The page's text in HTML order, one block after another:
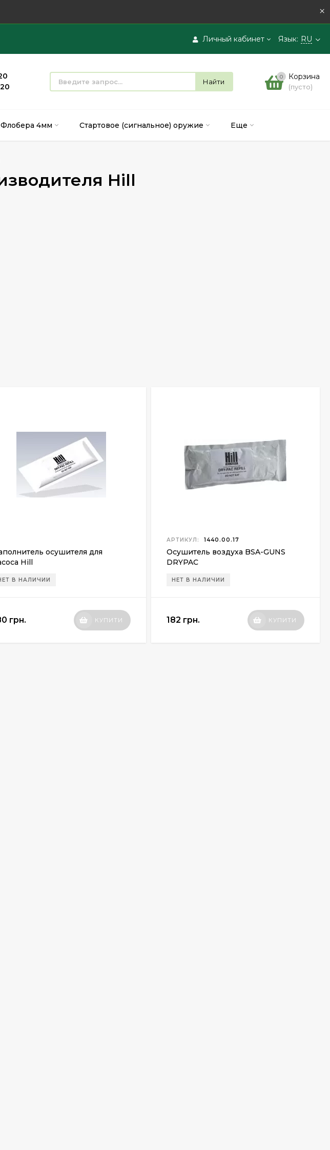
×
Личный кабинет
Вход
Регистрация
Язык: RU
Найти
0 Корзина
(пусто)
4мм Стартовое (сигнальное) оружие Еще
Hill
осушителя для
Hill
В НАЛИЧИИ
грн. КУПИТИ
АРТИКУЛ: 1440.00.17
Осушитель воздуха BSA-GUNS
DRYPAC
НЕТ В НАЛИЧИИ
182 грн. КУПИТИ